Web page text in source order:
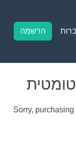
הרשמה
Sorry,